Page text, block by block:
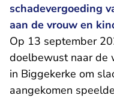
schadevergoeding
aan de vrouw en
Op 13 september
doelbewust naar de
in Biggekerke om
aangekomen